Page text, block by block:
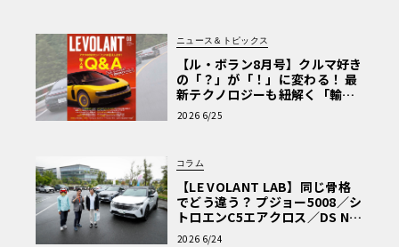
ニュース＆トピックス
【ル・ボラン8月号】クルマ好き
の「？」が「！」に変わる！ 最
新テクノロジーも紐解く「輸入
車Q&A」
2026 6/25
コラム
【LE VOLANT LAB】同じ骨格
でどう違う？ プジョー5008／シ
トロエンC5エアクロス／DS Nº4
読者一気乗りレポート
2026 6/24